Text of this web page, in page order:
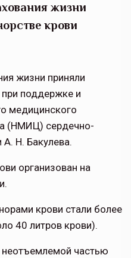
жизни
крови
жизни приняли
при поддержке и
медицинского
(НМИЦ) сердечно-
А. Н. Бакулева.
организован на
крови стали более
40 литров крови).
неотъемлемой частью